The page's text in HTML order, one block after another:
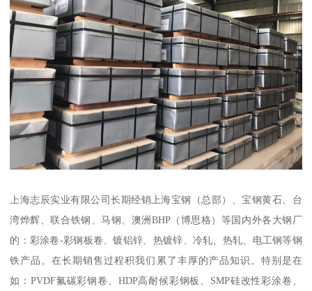
上海志辰实业有限公司长期经销上海宝钢（总部）、宝钢黄石、台
湾烨辉、联合铁钢、马钢、澳洲BHP（博思格）等国内外各大钢厂
的：彩涂卷-彩钢板卷、镀铝锌、热镀锌、冷轧、热轧、电工钢等钢
铁产品。在长期销售过程积我们累了丰厚的产品知识。特别是在
如：PVDF氟碳彩钢卷、HDP高耐候彩钢板、SMP硅改性彩涂卷、